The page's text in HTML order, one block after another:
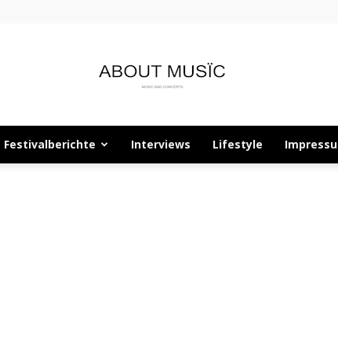
About
Festivalberichte Interviews Lifestyle